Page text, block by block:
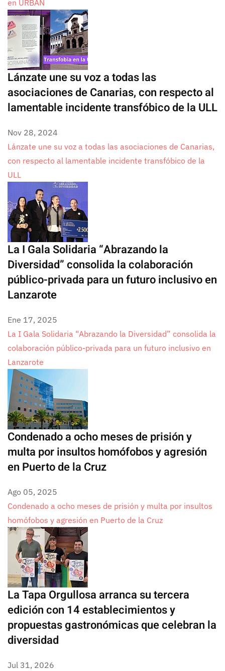
en URBAN
Lánzate une su voz a todas las
asociaciones de Canarias, con respecto al
lamentable incidente transfóbico de la ULL
Nov 28, 2024
Lánzate une su voz a todas las asociaciones de Canarias,
con respecto al lamentable incidente transfóbico de la
ULL
La I Gala Solidaria “Abrazando la
Diversidad” consolida la colaboración
público-privada para un futuro inclusivo en
Lanzarote
Ene 17, 2025
La I Gala Solidaria “Abrazando la Diversidad” consolida la
colaboración público-privada para un futuro inclusivo en
Lanzarote
Condenado a ocho meses de prisión y
multa por insultos homófobos y agresión
en Puerto de la Cruz
Ago 05, 2025
Condenado a ocho meses de prisión y multa por insultos
homófobos y agresión en Puerto de la Cruz
La Tapa Orgullosa arranca su tercera
edición con 14 establecimientos y
propuestas gastronómicas que celebran la
diversidad
Jul 31, 2026